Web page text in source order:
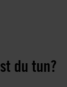
du tun?